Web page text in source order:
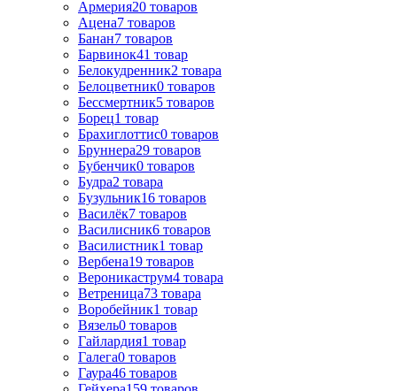
Армерия20 товаров
Ацена7 товаров
Банан7 товаров
Барвинок41 товар
Белокудренник2 товара
Белоцветник0 товаров
Бессмертник5 товаров
Борец1 товар
Брахиглоттис0 товаров
Бруннера29 товаров
Бубенчик0 товаров
Будра2 товара
Бузульник16 товаров
Василёк7 товаров
Василисник6 товаров
Василистник1 товар
Вербена19 товаров
Вероникаструм4 товара
Ветреница73 товара
Воробейник1 товар
Вязель0 товаров
Гайлардия1 товар
Галега0 товаров
Гаура46 товаров